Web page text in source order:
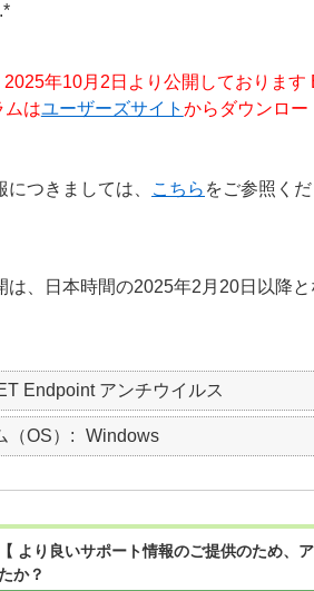
年10月2日より公開しておりま
ムはユーザーズサイト からダウンロ
つきましては、 こちら をご参照く
は、日本時間の2025年2月20日以降
Endpoint アンチウイルス
OS） Windows
【 より良いサポート情報のご提供のため
たか？